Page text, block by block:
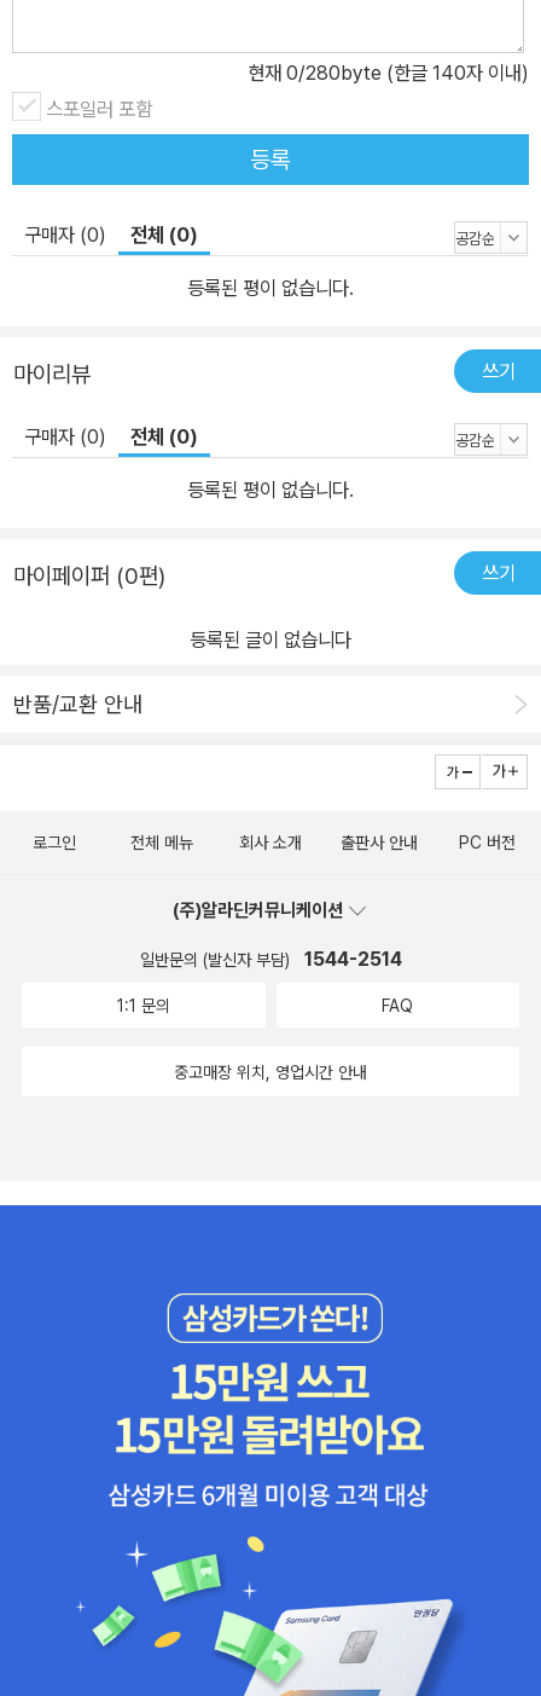
현재 0/280byte (한글 140자 이내)
스포일러 포함
등록
구매자 (0) 전체 (0)
등록된 평이 없습니다.
마이리뷰 쓰기
구매자 (0) 전체 (0)
등록된 평이 없습니다.
마이페이퍼 (0편) 쓰기
등록된 글이 없습니다
반품/교환 안내
로그인 전체 메뉴 회사 소개 출판사 안내 PC 버전
(주)알라딘커뮤니케이션
일반문의 (발신자 부담) 1544-2514
1:1 문의 FAQ
중고매장 위치, 영업시간 안내